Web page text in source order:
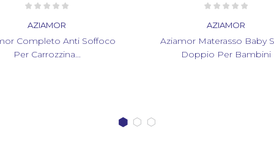
AZIAMOR
Materasso Baby Silver
Doppio Per Bambini
AZIAMOR
Aziamor Materasso
Campeggio 120x60